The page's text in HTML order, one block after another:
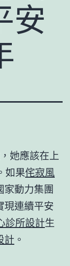
安
她應該在上
如果侘寂風
家動力集團
現連續平安
診所設計生
計 。